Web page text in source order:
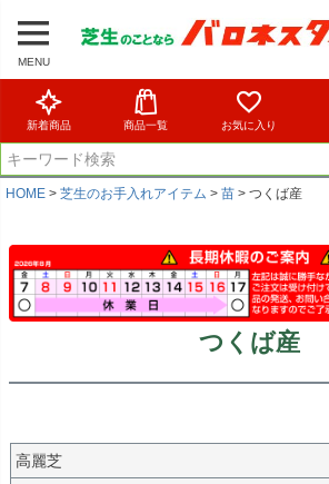
MENU
新着商品 商品一覧 お気に入り
HOME 芝生のお手入れアイテム 苗 つくば産
つくば産
高麗芝